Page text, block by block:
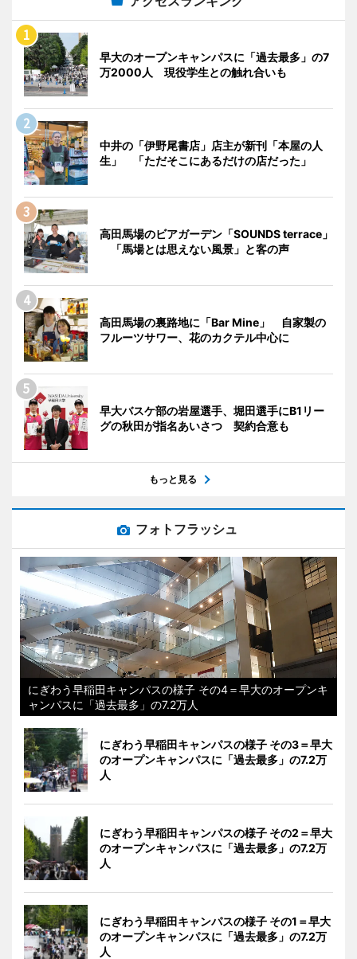
早大のオープンキャンパスに「過去最多」の7
万2000人 現役学生との触れ合いも
中井の「伊野尾書店」店主が新刊「本屋の人
生」 「ただそこにあるだけの店だった」
高田馬場のビアガーデン「SOUNDS terrace」
「馬場とは思えない風景」と客の声
高田馬場の裏路地に「Bar Mine」 自家製の
フルーツサワー、花のカクテル中心に
早大バスケ部の岩屋選手、堀田選手にB1リー
グの秋田が指名あいさつ 契約合意も
もっと見る
フォトフラッシュ
にぎわう早稲田キャンパスの様子 その4＝早大のオープンキ
ャンパスに「過去最多」の7.2万人
にぎわう早稲田キャンパスの様子 その3＝早大
のオープンキャンパスに「過去最多」の7.2万
人
にぎわう早稲田キャンパスの様子 その2＝早大
のオープンキャンパスに「過去最多」の7.2万
人
にぎわう早稲田キャンパスの様子 その1＝早大
のオープンキャンパスに「過去最多」の7.2万
人